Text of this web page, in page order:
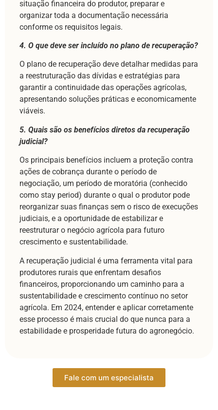
situação financeira do produtor, preparar e
organizar toda a documentação necessária
conforme os requisitos legais.
4. O que deve ser incluído no plano de recuperação?
O plano de recuperação deve detalhar medidas para
a reestruturação das dívidas e estratégias para
garantir a continuidade das operações agrícolas,
apresentando soluções práticas e economicamente
viáveis.
5. Quais são os benefícios diretos da recuperação
judicial?
Os principais benefícios incluem a proteção contra
ações de cobrança durante o período de
negociação, um período de moratória (conhecido
como stay period) durante o qual o produtor pode
reorganizar suas finanças sem o risco de execuções
judiciais, e a oportunidade de estabilizar e
reestruturar o negócio agrícola para futuro
crescimento e sustentabilidade.
A recuperação judicial é uma ferramenta vital para
produtores rurais que enfrentam desafios
financeiros, proporcionando um caminho para a
sustentabilidade e crescimento contínuo no setor
agrícola. Em 2024, entender e aplicar corretamente
esse processo é mais crucial do que nunca para a
estabilidade e prosperidade futura do agronegócio.
Fale com um especialista